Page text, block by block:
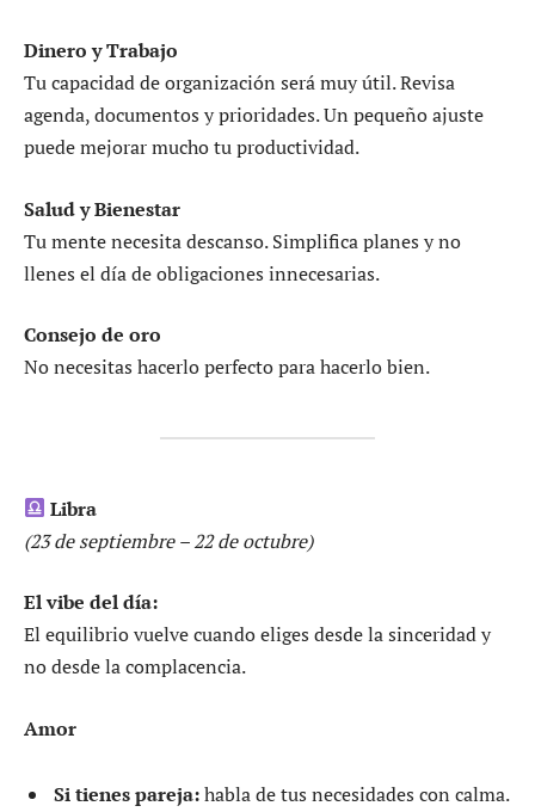
Dinero y Trabajo
Tu capacidad de organización será muy útil. Revisa
agenda, documentos y prioridades. Un pequeño ajuste
puede mejorar mucho tu productividad.
Salud y Bienestar
Tu mente necesita descanso. Simplifica planes y no
llenes el día de obligaciones innecesarias.
Consejo de oro
No necesitas hacerlo perfecto para hacerlo bien.
Libra
(23 de septiembre – 22 de octubre)
El vibe del día:
El equilibrio vuelve cuando eliges desde la sinceridad y
no desde la complacencia.
Amor
Si tienes pareja:habla de tus necesidades con calma.